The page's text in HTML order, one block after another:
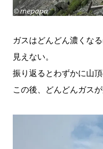
ガスはどんどん濃くな
見えない。
振り返るとわずかに山
この後、どんどんガスが